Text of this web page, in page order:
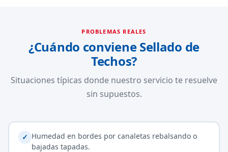
PROBLEMAS REALES
¿Cuándo conviene Sellado de
Techos?
Situaciones típicas donde nuestro servicio te resuelve
sin supuestos.
✓ Humedad en bordes por canaletas rebalsando o
bajadas tapadas.